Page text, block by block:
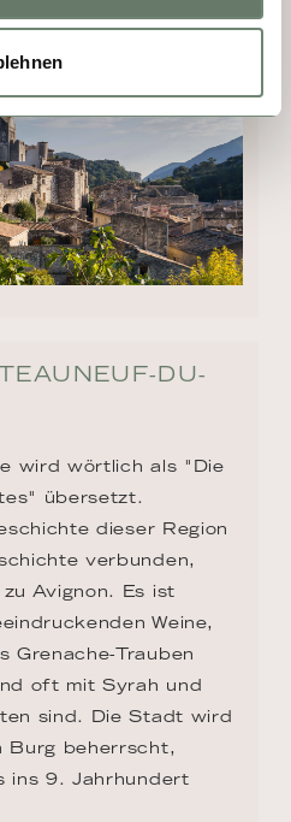
DU-
wird wörtlich als "Die
übersetzt.
dieser Region
verbunden,
Avignon. Es ist
Weine,
Grenache-Trauben
oft mit Syrah und
sind. Die Stadt wird
Burg beherrscht,
ins 9. Jahrhundert